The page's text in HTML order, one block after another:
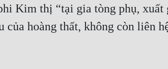
Kim thị “tại gia tòng phụ, xuất
của hoàng thất, không còn liên